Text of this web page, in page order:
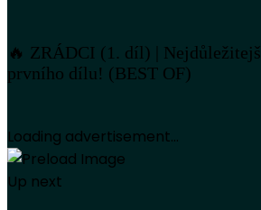
🔥 ZRÁDCI (1. díl) |
prvního dílu! (BEST OF)
Loading advertisement...
Up next